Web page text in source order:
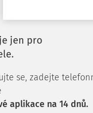
jen pro
se, zadejte
aplikace na 14 dnů.